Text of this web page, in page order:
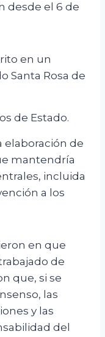
desde el 6 de
en un
Santa Rosa de
de Estado.
elaboración de
mantendría
incluida
a los
en que
de
que, si se
las
y las
del